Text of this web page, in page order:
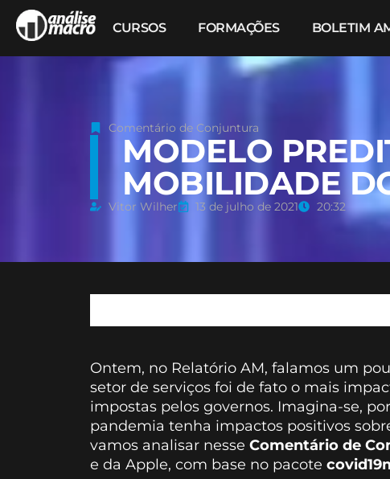
CURSOS FORMAÇÕES BOLETIM
Comentário de Conjuntura
MODELO
MOBILIDADE
Vitor Wilher 13 de julho de 2021 20:32
Ontem, no Relatório AM, falamos um
setor de serviços foi de fato o mais
impostas pelos governos. Imagina-se,
pandemia tenha impactos positivos
vamos analisar nesse Comentário de
e da Apple, com base no pacote